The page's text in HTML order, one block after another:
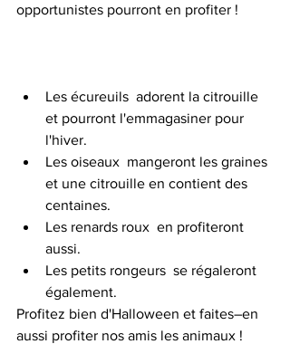
opportunistes pourront en profiter !
Les écureuils  adorent la citrouille
et pourront l'emmagasiner pour
l'hiver.
Les oiseaux  mangeront les graines
et une citrouille en contient des
centaines.
Les renards roux  en profiteront
aussi.
Les petits rongeurs  se régaleront
également.
Profitez bien d'Halloween et faites–en
aussi profiter nos amis les animaux !